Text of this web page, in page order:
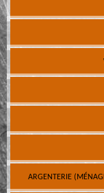
ARGENTERIE